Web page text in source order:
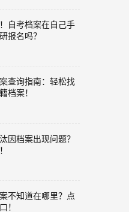
自考档案在自己手
报名吗？
查询指南：轻松找
档案！
因档案出现问题？
不知道在哪里？点
！